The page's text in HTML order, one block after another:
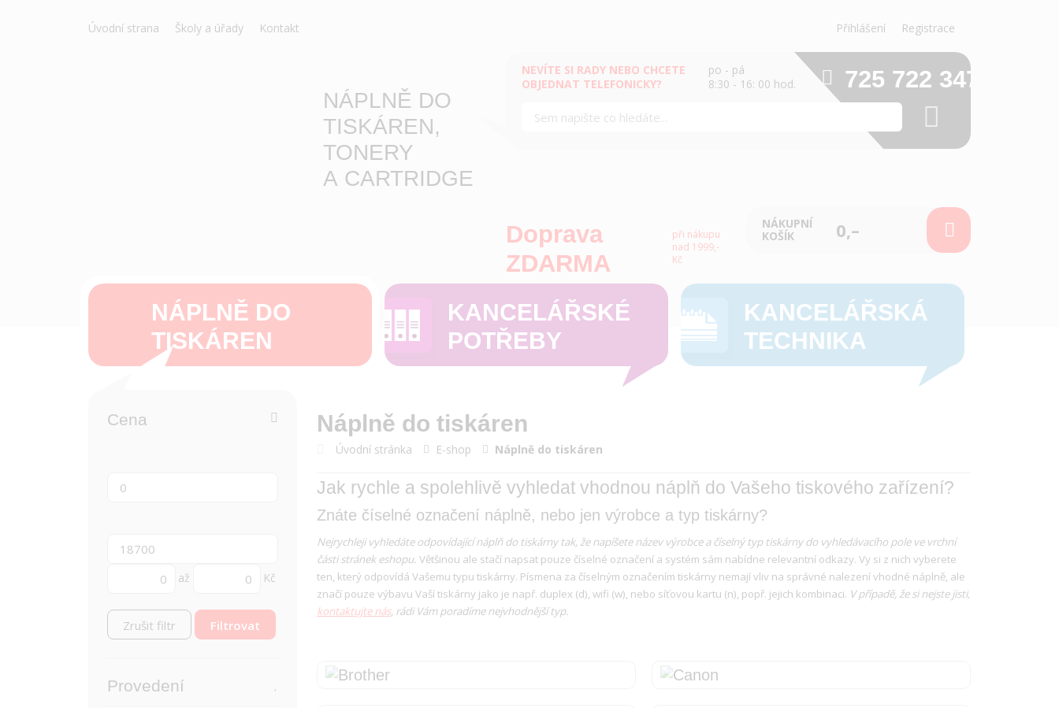
Úvodní strana Školy a úřady Kontakt Přihlášení Registrace
NÁPLNĚ DO
TISKÁREN,
TONERY
A CARTRIDGE
NEVÍTE SI RADY NEBO CHCETE
OBJEDNAT TELEFONICKY?
po - pá
8:30 - 16: 00 hod.
725 722 347
Doprava
ZDARMA
při nákupu
nad 1999,-
Kč
NÁKUPNÍ
KOŠÍK
0,–
NÁPLNĚ DO
TISKÁREN
KANCELÁŘSKÉ
POTŘEBY
KANCELÁŘSKÁ
TECHNIKA
Cena
až Kč
Zrušit filtr
Provedení
Náplně do tiskáren
Úvodní stránka E-shop Náplně do tiskáren
Jak rychle a spolehlivě vyhledat vhodnou náplň do Vašeho tiskového zařízení?
Znáte číselné označení náplně, nebo jen výrobce a typ tiskárny?
Nejrychleji vyhledáte odpovídající náplň do tiskárny tak, že napíšete název výrobce a číselný typ tiskárny do vyhledávacího pole ve vrchní
části stránek eshopu. Většinou ale stačí napsat pouze číselné označení a systém sám nabídne relevantní odkazy. Vy si z nich vyberete
ten, který odpovídá Vašemu typu tiskárny. Písmena za číselným označením tiskárny nemají vliv na správné nalezení vhodné náplně, ale
značí pouze výbavu Vaší tiskárny jako je např. duplex (d), wifi (w), nebo síťovou kartu (n), popř. jejich kombinaci. V případě, že si nejste jisti,
kontaktujte nás, rádi Vám poradíme nejvhodnější typ.